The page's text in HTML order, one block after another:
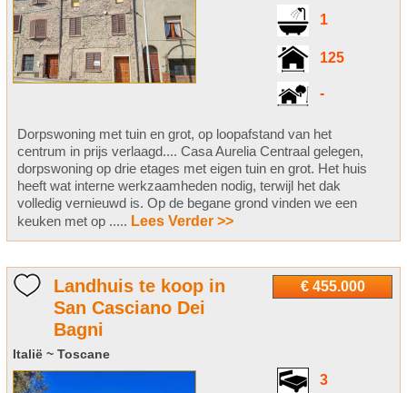
1
125
-
Dorpswoning met tuin en grot, op loopafstand van het
centrum in prijs verlaagd.... Casa Aurelia Centraal gelegen,
dorpswoning op drie etages met eigen tuin en grot. Het huis
heeft wat interne werkzaamheden nodig, terwijl het dak
volledig vernieuwd is. Op de begane grond vinden we een
keuken met op ..... Lees Verder >>
€ 455.000
Landhuis te koop in
San Casciano Dei
Bagni
Italië ~ Toscane
3